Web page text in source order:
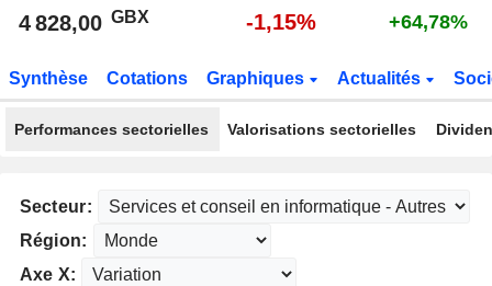
4 828,00 GBX -1,15% +64,78%
Synthèse Cotations Graphiques Actualités
Performances sectorielles Valorisations sectorielles
Secteur:
Région:
Axe X: